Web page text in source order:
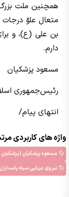
همچنین ملت بزرگ
متعال علوّ
بن علی (ع)، و
دارم.
مسعود پزشکیان
رئیس‌جمهوری
انتهای پیام/
واژه های کاربردی
مسعود پزشکیان | پزشکیان
نیروی دریایی سپاه